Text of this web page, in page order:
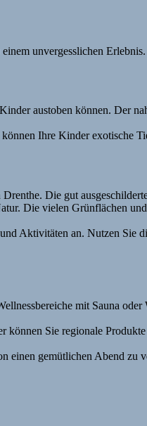
unvergesslichen
austoben können. Der
Ihre Kinder exotische
Die gut
Die vielen Grünflächen
Aktivitäten an. Nutzen Sie
mit Sauna
Sie regionale
einen gemütlichen Abend